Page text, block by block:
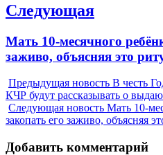
Следующая
Next
Мать 10-месячного
заживо, объясняя это
Предыдущая новость В честь
КЧР будут рассказывать о
Следующая новость Мать 10-
закопать его заживо, объясняя
Добавить комментарий